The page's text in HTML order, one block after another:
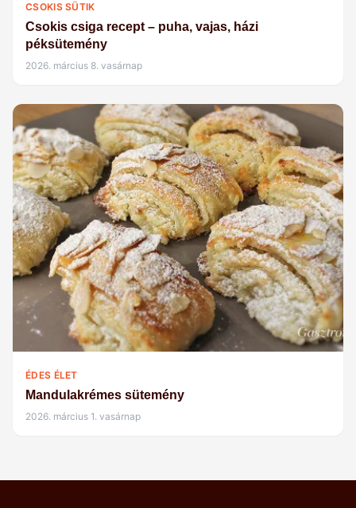
CSOKIS SÜTIK
Csokis csiga recept – puha, vajas, házi
péksütemény
2026. március 8. vasárnap
ÉDES ÉLET
Mandulakrémes sütemény
2026. március 1. vasárnap